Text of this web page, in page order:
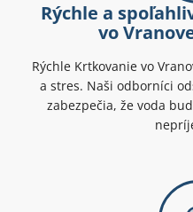
Rýchle a
vo
Rýchle Krtkovanie vo
a stres. Naši odborníci
zabezpečia, že voda